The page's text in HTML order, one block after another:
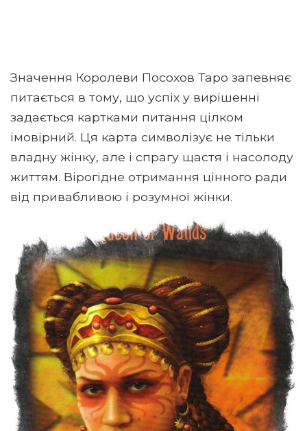
Значення Королеви Посохов Таро запевняє
питається в тому, що успіх у вирішенні
задається картками питання цілком
імовірний. Ця карта символізує не тільки
владну жінку, але і спрагу щастя і насолоду
життям. Вірогідне отримання цінного ради
від привабливою і розумної жінки.